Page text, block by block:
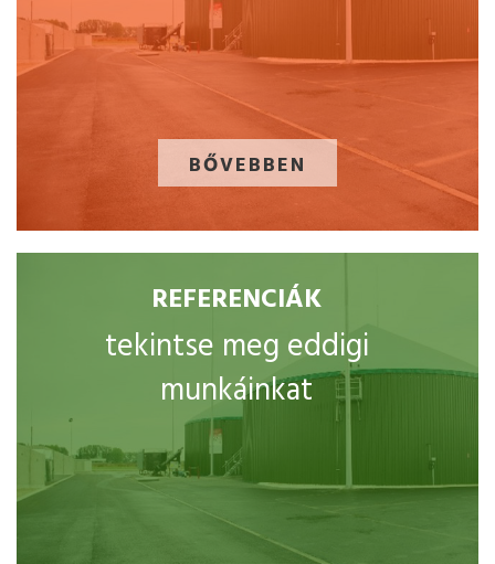
BŐVEBBEN
REFERENCIÁK
tekintse meg eddigi
munkáinkat